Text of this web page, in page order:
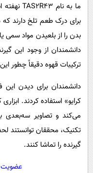
برای درک طعم تلخ دارند که
بدن را از بلعیدن مواد سمی
دانشمندان از وجود این
ترکیبات قهوه دقیقاً چطور
دانشمندان برای دیدن این
کرایو» استفاده کردند.
می‌کند و تصاویر سه‌بعدی
تکنیک، محققان توانستند
گیرنده را تماشا کنند.
عضویت